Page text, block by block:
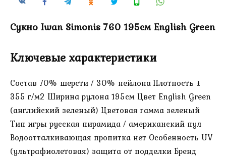
Сукно Iwan Simonis 760 195см English Green
Ключевые характеристики
Состав 70% шерсти / 30% нейлона Плотность ±
355 г/м2 Ширина рулона 195см Цвет English Green
(английский зеленый) Цветовая гамма зеленый
Тип игры русская пирамида / американский пул
Водоотталкивающая пропитка нет Особенность UV
(ультрафиолетовая) защита от подделки Бренд